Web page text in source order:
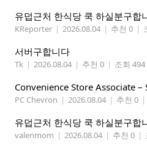
유덥근처 한식당 쿡 하실분구합
KReporter | 2026.08.04 | 추천 0 |
서버구합니다
Tk | 2026.08.04 | 추천 0 | 조회 494
PC Chevron | 2026.08.04 | 추천 0 |
유덥근처 한식당 쿡 하실분구합
valenmom | 2026.08.04 | 추천 0 |